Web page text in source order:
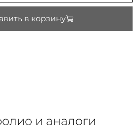
в корзину
и аналоги